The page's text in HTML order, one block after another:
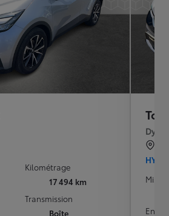
Kilométrage
17 494 km
Transmission
Boîte
Mise